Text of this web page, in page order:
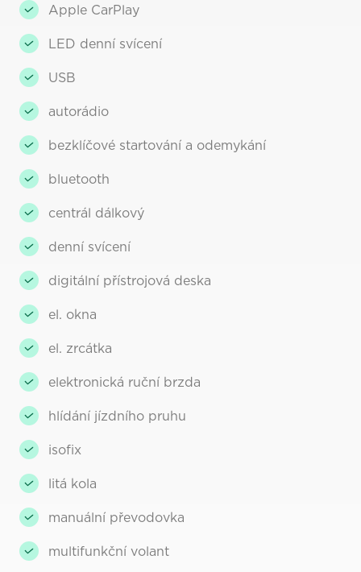
Apple CarPlay
LED denní svícení
USB
autorádio
bezklíčové startování a odemykání
bluetooth
centrál dálkový
denní svícení
digitální přístrojová deska
el. okna
el. zrcátka
elektronická ruční brzda
hlídání jízdního pruhu
isofix
litá kola
manuální převodovka
multifunkční volant